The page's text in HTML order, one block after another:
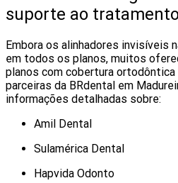
suporte ao
Embora os alinhadores invisíveis
em todos os planos, muitos
planos com cobertura ortodôntica
parceiras da BRdental em
informações detalhadas sobre:
Amil Dental
Sulamérica Dental
Hapvida Odonto